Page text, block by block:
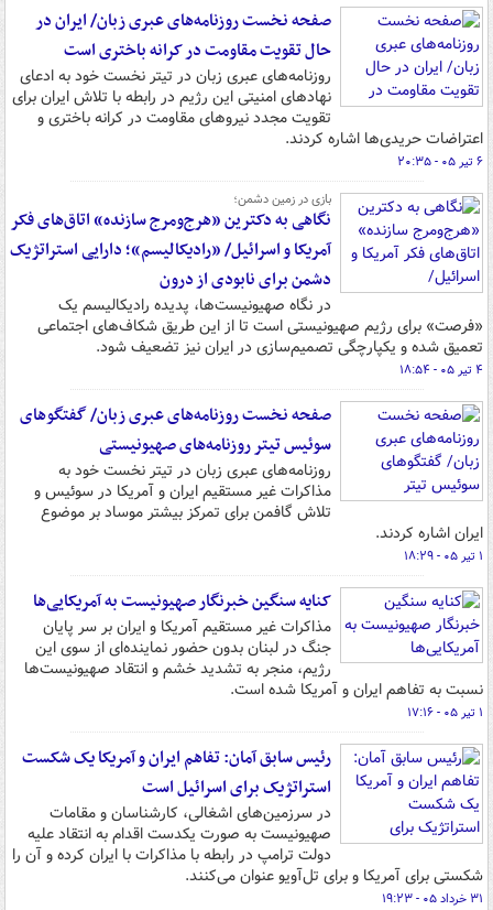
صفحه نخست روزنامه‌های عبری زبان/ ایران در
حال تقویت مقاومت در کرانه باختری است
روزنامه‌های عبری زبان در تیتر نخست خود به ادعای
نهادهای امنیتی این رژیم در رابطه با تلاش ایران برای
تقویت مجدد نیروهای مقاومت در کرانه باختری و
اعتراضات حریدی‌ها اشاره کردند.
۶ تیر ۰۵ - ۲۰:۳۵
بازی در زمین دشمن؛
نگاهی به دکترین «هرج‌ومرج سازنده» اتاق‌های فکر
آمریکا و اسرائیل/ «رادیکالیسم»؛ دارایی استراتژیک
دشمن برای نابودی از درون
در نگاه صهیونیست‌ها، پدیده رادیکالیسم یک
«فرصت» برای رژیم صهیونیستی است تا از این طریق شکاف‌های اجتماعی
تعمیق شده و یکپارچگی تصمیم‌سازی در ایران نیز تضعیف شود.
۴ تیر ۰۵ - ۱۸:۵۴
صفحه نخست روزنامه‌های عبری زبان/ گفتگوهای
سوئیس تیتر روزنامه‌های صهیونیستی
روزنامه‌های عبری زبان در تیتر نخست خود به
مذاکرات غیر مستقیم ایران و آمریکا در سوئیس و
تلاش گافمن برای تمرکز بیشتر موساد بر موضوع
ایران اشاره کردند.
۱ تیر ۰۵ - ۱۸:۲۹
کنایه سنگین خبرنگار صهیونیست به آمریکایی‌ها
مذاکرات غیر مستقیم آمریکا و ایران بر سر پایان
جنگ در لبنان بدون حضور نماینده‌ای از سوی این
رژیم، منجر به تشدید خشم و انتقاد صهیونیست‌ها
نسبت به تفاهم ایران و آمریکا شده است.
۱ تیر ۰۵ - ۱۷:۱۶
رئیس سابق آمان: تفاهم ایران و آمریکا یک شکست
استراتژیک برای اسرائیل است
در سرزمین‌های اشغالی، کارشناسان و مقامات
صهیونیست به صورت یکدست اقدام به انتقاد علیه
دولت ترامپ در رابطه با مذاکرات با ایران کرده و آن را
شکستی برای آمریکا و برای تل‌آویو عنوان می‌کنند.
۳۱ خرداد ۰۵ - ۱۹:۲۳